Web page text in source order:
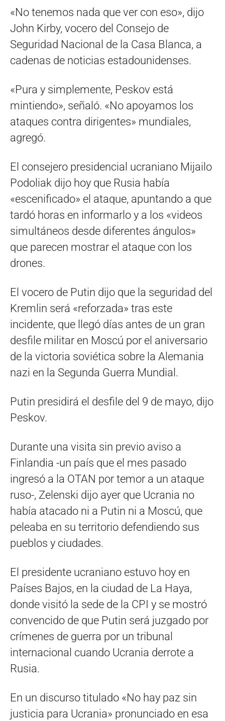
«No tenemos nada que ver con eso», dijo
John Kirby, vocero del Consejo de
Seguridad Nacional de la Casa Blanca, a
cadenas de noticias estadounidenses.
«Pura y simplemente, Peskov está
mintiendo», señaló. «No apoyamos los
ataques contra dirigentes» mundiales,
agregó.
El consejero presidencial ucraniano Mijailo
Podoliak dijo hoy que Rusia había
«escenificado» el ataque, apuntando a que
tardó horas en informarlo y a los «videos
simultáneos desde diferentes ángulos»
que parecen mostrar el ataque con los
drones.
El vocero de Putin dijo que la seguridad del
Kremlin será «reforzada» tras este
incidente, que llegó días antes de un gran
desfile militar en Moscú por el aniversario
de la victoria soviética sobre la Alemania
nazi en la Segunda Guerra Mundial.
Putin presidirá el desfile del 9 de mayo, dijo
Peskov.
Durante una visita sin previo aviso a
Finlandia -un país que el mes pasado
ingresó a la OTAN por temor a un ataque
ruso-, Zelenski dijo ayer que Ucrania no
había atacado ni a Putin ni a Moscú, que
peleaba en su territorio defendiendo sus
pueblos y ciudades.
El presidente ucraniano estuvo hoy en
Países Bajos, en la ciudad de La Haya,
donde visitó la sede de la CPI y se mostró
convencido de que Putin será juzgado por
crímenes de guerra por un tribunal
internacional cuando Ucrania derrote a
Rusia.
En un discurso titulado «No hay paz sin
justicia para Ucrania» pronunciado en esa